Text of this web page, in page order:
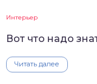
Интерьер
Вот что надо
Читать далее